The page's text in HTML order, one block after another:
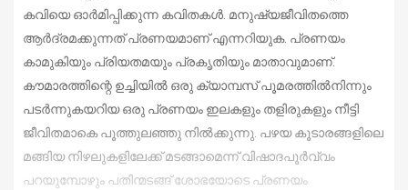
കവിയെ ഓർമിപ്പിക്കുന്ന കവിതകൾ. മനുഷ്യജീവിതത്തെ
ആർദ്രമക്കുന്നത് പ്രണയമാണ് എന്നറിയുക. പ്രണയം
കാമുകിയും പ്രിയതമയും പ്രകൃതിയും മാതാവുമാണ്.
കൗമാരത്തിന്റെ ഉച്ചിയിൽ ഒരു ക്യാമ്പസ് പൂമരത്തിൽനിന്നും
പടർന്നുകയറിയ ഒരു പ്രണയം ഇലകളും തളിരുകളും നീട്ടി
ജീവിതമാകെ പൂത്തുലഞ്ഞു നിൽക്കുന്നു. പഴയ കൂടാരങ്ങളിലെ
മങ്ങിയ നിഴലുകളിലേക്ക് മടങ്ങാമെന്ന് വിഷാദപൂർവ്വം
പറയുമ്പോഴും പതിന്മടങ്ങ് ശോഭയോടെ പ്രണയം